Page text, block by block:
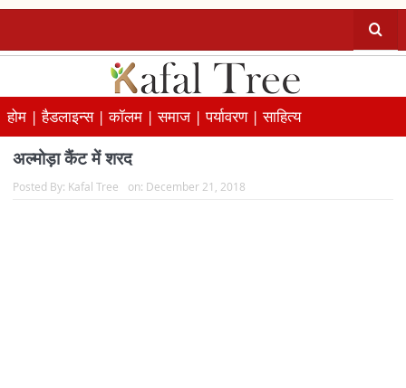
होम |हैडलाइन्स |कॉलम |समाज |पर्यावरण |साहित्य
अल्मोड़ा कैंट में शरद
Posted By: Kafal Tree on: December 21, 2018